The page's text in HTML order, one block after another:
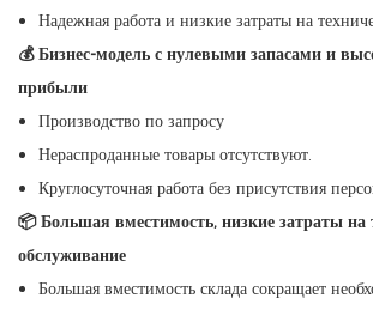
Надежная работа и низкие затраты на
💰 Бизнес-модель с нулевыми запасами и
прибыли
Производство по запросу
Нераспроданные товары отсутствуют.
Круглосуточная работа без присутствия
📦 Большая вместимость, низкие затраты на
обслуживание
Большая вместимость склада сокращает